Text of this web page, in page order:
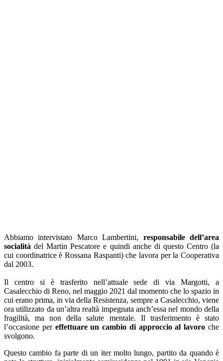
Abbiamo intervistato Marco Lambertini, responsabile dell’area
socialità del Martin Pescatore e quindi anche di questo Centro (la
cui coordinatrice è Rossana Raspanti) che lavora per la Cooperativa
dal 2003.
Il centro si è trasferito nell’attuale sede di via Margotti, a
Casalecchio di Reno, nel maggio 2021 dal momento che lo spazio in
cui erano prima, in via della Resistenza, sempre a Casalecchio, viene
ora utilizzato da un’altra realtà impegnata anch’essa nel mondo della
fragilità, ma non della salute mentale. Il trasferimento è stato
l’occasione per effettuare un cambio di approccio al lavoro che
svolgono.
Questo cambio fa parte di un iter molto lungo, partito da quando è